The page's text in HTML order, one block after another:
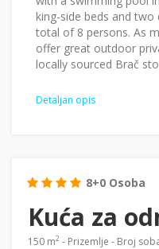
king-side beds and
total of 8 persons. As
offer great outdoor
locally sourced Brač
Detaljan opis
8+0 Osoba
Kuća za
150 m2 - Prizemlje - Broj